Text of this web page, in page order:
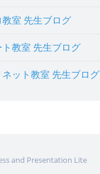
室 先生ブログ
教室 先生ブログ
ット教室 先生ブログ
and Presentation Lite